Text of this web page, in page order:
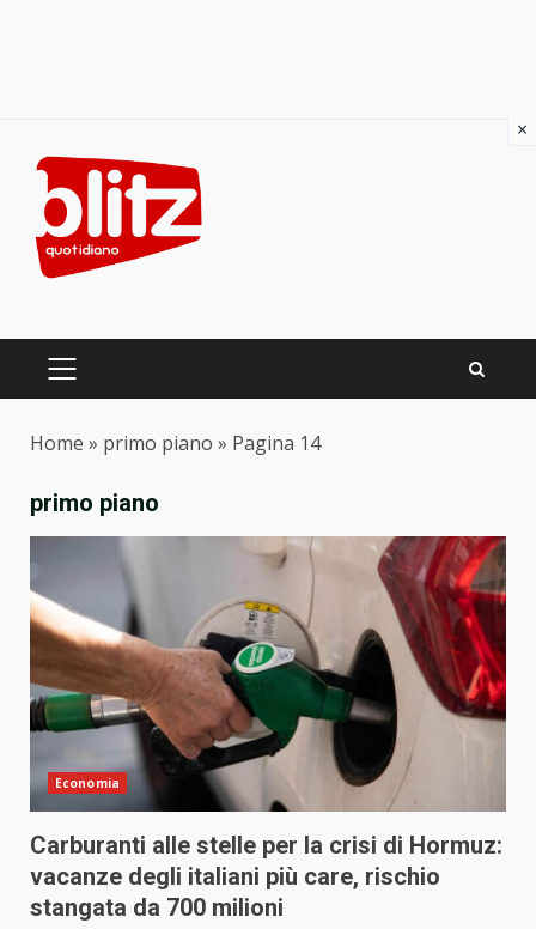
content
PRIMARY
Home » primo piano » Pagina 14
primo piano
Economia
Carburanti alle stelle per la crisi di Hormuz:
vacanze degli italiani più care, rischio
stangata da 700 milioni
×